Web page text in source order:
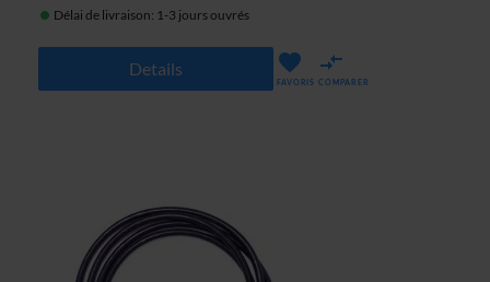
Délai de livraison: 1-3 jours ouvrés
Details
FAVORIS COMPARER